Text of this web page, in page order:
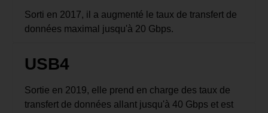
Sorti en 2017, il a augmenté le taux de transfert de
données maximal jusqu'à 20 Gbps.
USB4
Sortie en 2019, elle prend en charge des taux de
transfert de données allant jusqu'à 40 Gbps et est